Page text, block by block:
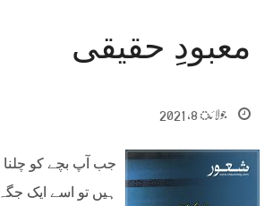
معبودِ حقیقی
جولائ 8, 2021
جب آپ بچے کو
ہیں تو اسے ایک